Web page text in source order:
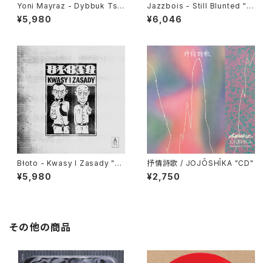
Yoni Mayraz - Dybbuk Tse!
"LP"
¥5,980
Jazzbois - Still Blunted "L
P"
¥6,046
Błoto - Kwasy I Zasady "L
P"
¥5,980
抒情詩歌 / JOJŌSHĪKA "CD"
¥2,750
その他の商品